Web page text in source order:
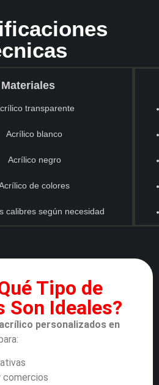
transparente
Acrílico blanco
Acrílico negro
de colores
calibres según necesidad
Tipo de
Son Ideales?
personalizados en
comercios